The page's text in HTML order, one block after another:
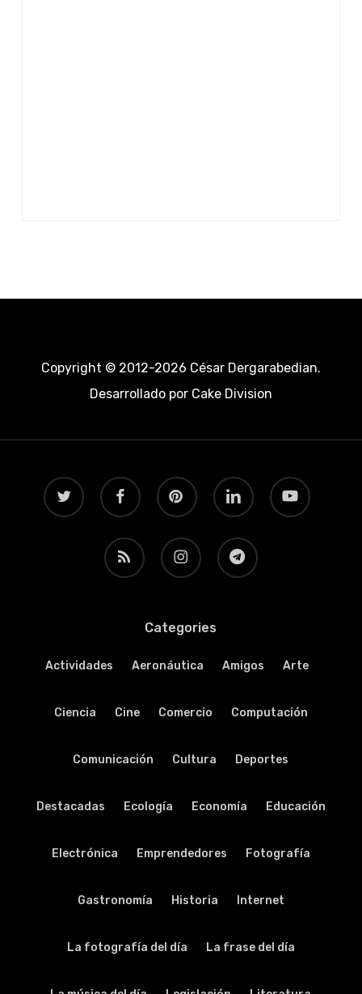
Copyright © 2012-2026 César Dergarabedian.
Desarrollado porCake Division
twitter facebook pinterest linkedin youtube
RSS instagram telegram
Categories
Actividades Aeronáutica Amigos Arte
Ciencia Cine Comercio Computación
Comunicación Cultura Deportes
Destacadas Ecología Economía Educación
Electrónica Emprendedores Fotografía
Gastronomía Historia Internet
La fotografía del día La frase del día